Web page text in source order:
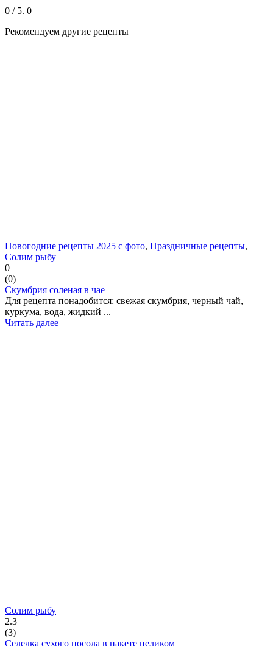
0 / 5. 0
Рекомендуем другие рецепты
Новогодние рецепты 2025 с фото, Праздничные рецепты,
Солим рыбу
0
(0)
Скумбрия соленая в чае
Для рецепта понадобится: свежая скумбрия, черный чай,
куркума, вода, жидкий ...
Читать далее
Солим рыбу
2.3
(3)
Селедка сухого посола в пакете целиком